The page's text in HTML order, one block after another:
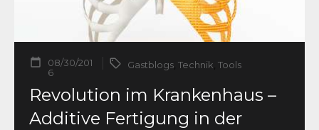
08/30/201
6
Gastblogs, Technik Tools
Revolution im Krankenhaus –
Additive Fertigung in der